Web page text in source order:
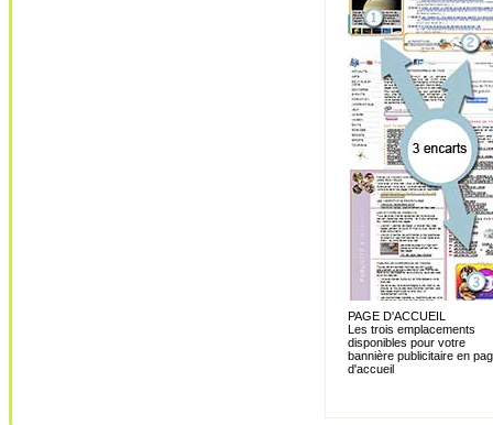
PAGE D'ACCUEIL
Les trois emplacements
disponibles pour votre
bannière publicitaire en
d'accueil